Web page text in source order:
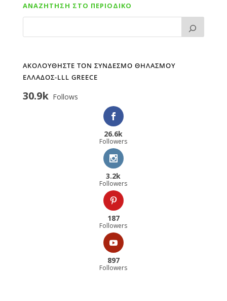
ΑΝΑΖΗΤΗΣΗ ΣΤΟ ΠΕΡΙΟΔΙΚΟ
ΑΚΟΛΟΥΘΗΣΤΕ ΤΟΝ ΣΥΝΔΕΣΜΟ ΘΗΛΑΣΜΟΥ
ΕΛΛΑΔΟΣ-LLL GREECE
30.9k Follows
26.6k
Followers
3.2k
Followers
187
Followers
897
Followers